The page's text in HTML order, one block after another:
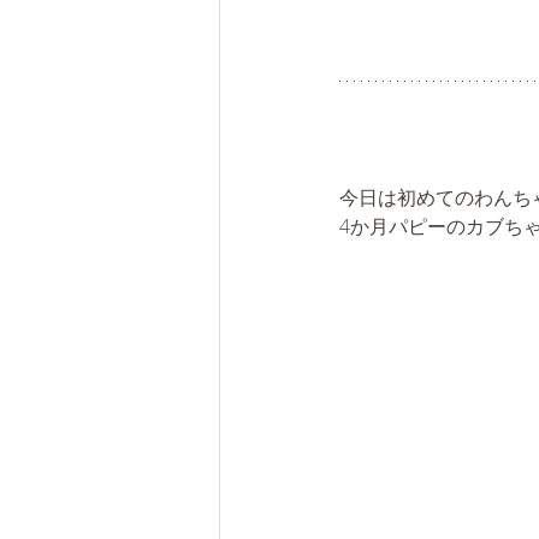
今日は初めてのわんち
4か月パピーのカブち